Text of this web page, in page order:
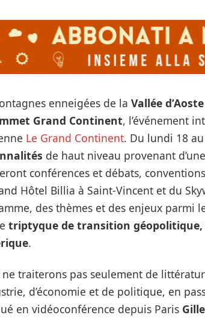
enneigées de la Vallée d’Aoste
Grand Continent, l’événement
Le Grand Continent. Du lundi 18
de haut niveau provenant
conférences et débats,
Hôtel Billia à Saint-Vincent et du
des thèmes et des enjeux parmi
triptyque de transition
.
ne traiterons pas seulement de
d’économie et de politique, en
en vidéoconférence depuis Paris